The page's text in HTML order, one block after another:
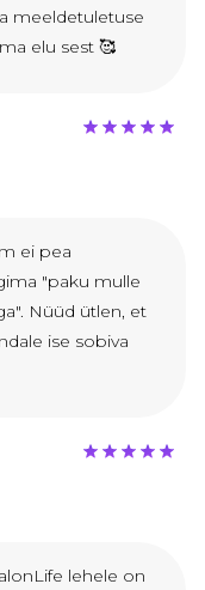
meeldetuletuse
elu sest 🥰
ei pea
"paku mulle
Nüüd ütlen, et
ise sobiva
lehele on